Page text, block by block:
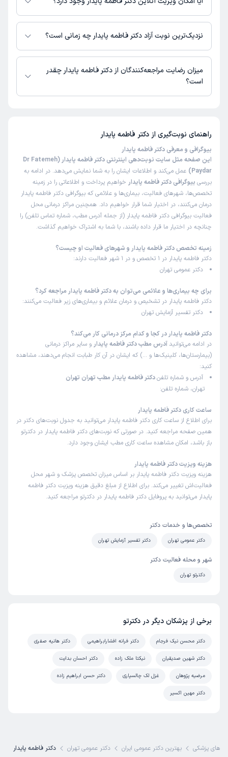
در حال حاضر اطلاعاتی درباره ارائه ویزیت آنلاین توسط دکتر فاطمه پایدار در
دسترس نیست. برای دریافت اطلاعات دقیق‌تر، لطفاً با مطب تماس بگیرید.
نزدیک‌ترین نوبت آزاد دکتر فاطمه پایدار چه زمانی است؟
زمان نوبت‌دهی و پذیرش بیماران با هماهنگی مطب مشخص می‌شود.
میزان رضایت مراجعه‌کنندگان از دکتر فاطمه پایدار چقدر
است؟
راهنمای نوبت‌گیری از دکتر فاطمه پایدار
بیوگرافی و معرفی دکتر فاطمه پایدار
این صفحه مثل سایت نوبت‌دهی اینترنتی دکتر فاطمه پایدار (Dr Fatemeh
Paydar)
عمل می‌کند و اطلاعات ایشان را به شما نمایش می‌دهد. در ادامه به
بررسی بیوگرافی دکتر فاطمه پایدار خواهیم پرداخت و اطلاعاتی را در زمینه
تخصص‌ها، شهرهای فعالیت، بیماری‌ها و علائمی که بیوگرافی دکتر فاطمه پایدار
درمان می‌کنند، در اختیار شما قرار خواهیم داد. همچنین مراکز درمانی محل
فعالیت بیوگرافی دکتر فاطمه پایدار (از جمله آدرس مطب، شماره تماس تلفن) را
چنانچه در اختیار ما قرار داده باشند، با شما به اشتراک خواهیم گذاشت.
زمینه تخصص دکتر فاطمه پایدار و شهرهای فعالیت او چیست؟
دکتر فاطمه پایدار در 1 تخصص و در 1 شهر فعالیت دارند:
دکتر عمومی تهران
برای چه بیماری‌ها و علائمی می‌توان به دکتر فاطمه پایدار مراجعه کرد؟
دکتر فاطمه پایدار در تشخیص و درمان علائم و بیماری‌های زیر فعالیت می‌کنند:
دکتر تفسیر آزمایش تهران
دکتر فاطمه پایدار در کجا و کدام مرکز درمانی کار می‌کند؟
در ادامه می‌توانید آدرس مطب دکتر فاطمه پایدار و سایر مراکز درمانی
(بیمارستان‌ها، کلینیک‌ها و …) که ایشان در آن کار طبابت انجام می‌دهند، مشاهده
کنید:
آدرس و شماره تلفندکتر فاطمه پایدار مطب تهران تهران
تهران، شماره تلفن:
ساعت کاری دکتر فاطمه پایدار
برای اطلاع از ساعت کاری دکتر فاطمه پایدار می‌توانید به جدول نوبت‌های دکتر در
همین صفحه مراجعه کنید. در صورتی که نوبت‌های دکتر فاطمه پایدار در دکترتو
باز باشد، امکان مشاهده ساعت کاری مطب ایشان وجود دارد.
هزینه ویزیت دکتر فاطمه پایدار
هزینه ویزیت دکتر فاطمه پایدار بر اساس میزان تخصص پزشک و شهر محل
فعالیت‌اش تغییر می‌کند. برای اطلاع از مبلغ دقیق هزینه ویزیت دکتر فاطمه
پایدار می‌توانید به پروفایل دکتر فاطمه پایدار در دکترتو مراجعه کنید.
تخصص‌ها و خدمات دکتر
دکتر عمومی تهران دکتر تفسیر آزمایش تهران
شهر و محله فعالیت دکتر
دکترتو تهران
برخی از پزشکان دیگر در دکترتو
دکتر محسن نیک فرجام دکتر فرانه افشارابراهیمی دکتر هانیه صفری
دکتر شهین صدیقیان نیکتا ملک زاده دکتر احسان بدایت
مرضیه پژوهان غزل لک چالسپاری دکتر حسن ابراهیم زاده
دکتر مهین اکسیر
های پزشکی بهترین دکتر عمومی ایران دکتر عمومی تهران دکتر فاطمه پایدار